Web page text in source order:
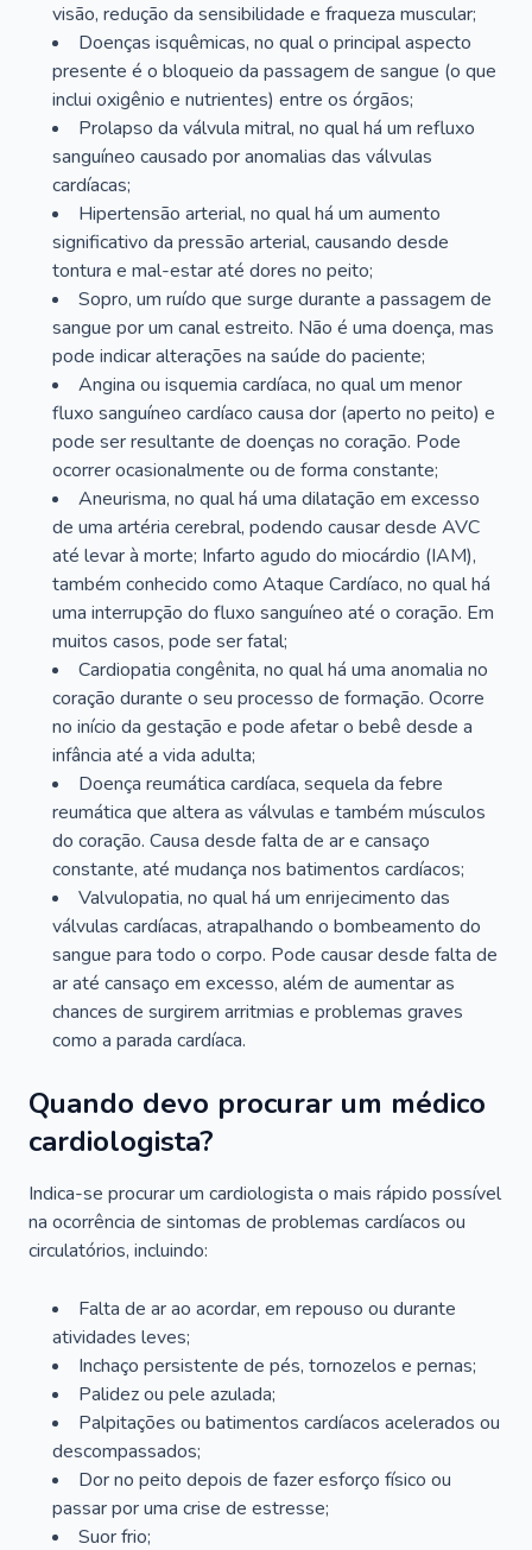
visão, redução da sensibilidade e fraqueza muscular;
Doenças isquêmicas, no qual o principal aspecto
presente é o bloqueio da passagem de sangue (o que
inclui oxigênio e nutrientes) entre os órgãos;
Prolapso da válvula mitral, no qual há um refluxo
sanguíneo causado por anomalias das válvulas
cardíacas;
Hipertensão arterial, no qual há um aumento
significativo da pressão arterial, causando desde
tontura e mal-estar até dores no peito;
Sopro, um ruído que surge durante a passagem de
sangue por um canal estreito. Não é uma doença, mas
pode indicar alterações na saúde do paciente;
Angina ou isquemia cardíaca, no qual um menor
fluxo sanguíneo cardíaco causa dor (aperto no peito) e
pode ser resultante de doenças no coração. Pode
ocorrer ocasionalmente ou de forma constante;
Aneurisma, no qual há uma dilatação em excesso
de uma artéria cerebral, podendo causar desde AVC
até levar à morte; Infarto agudo do miocárdio (IAM),
também conhecido como Ataque Cardíaco, no qual há
uma interrupção do fluxo sanguíneo até o coração. Em
muitos casos, pode ser fatal;
Cardiopatia congênita, no qual há uma anomalia no
coração durante o seu processo de formação. Ocorre
no início da gestação e pode afetar o bebê desde a
infância até a vida adulta;
Doença reumática cardíaca, sequela da febre
reumática que altera as válvulas e também músculos
do coração. Causa desde falta de ar e cansaço
constante, até mudança nos batimentos cardíacos;
Valvulopatia, no qual há um enrijecimento das
válvulas cardíacas, atrapalhando o bombeamento do
sangue para todo o corpo. Pode causar desde falta de
ar até cansaço em excesso, além de aumentar as
chances de surgirem arritmias e problemas graves
como a parada cardíaca.
Quando devo procurar um médico
cardiologista?
Indica-se procurar um cardiologista o mais rápido possível
na ocorrência de sintomas de problemas cardíacos ou
circulatórios, incluindo:
Falta de ar ao acordar, em repouso ou durante
atividades leves;
Inchaço persistente de pés, tornozelos e pernas;
Palidez ou pele azulada;
Palpitações ou batimentos cardíacos acelerados ou
descompassados;
Dor no peito depois de fazer esforço físico ou
passar por uma crise de estresse;
Suor frio;